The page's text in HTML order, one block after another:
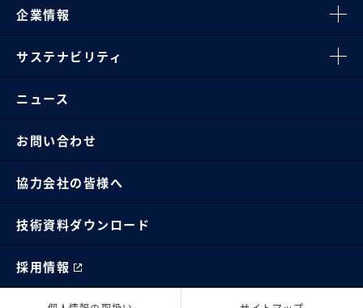
企業情報
サステナビリティ
ニュース
お問い合わせ
協力会社の皆様へ
技術資料ダウンロード
採用情報